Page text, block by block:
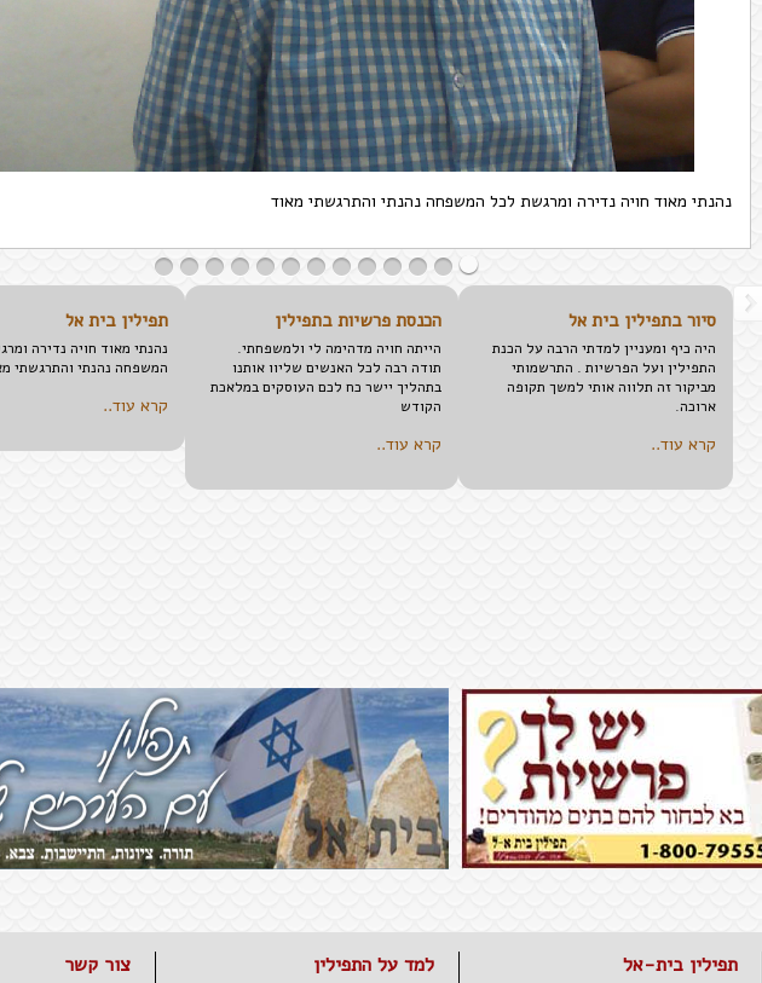
נהנתי מאוד חויה נדירה ומרגשת לכל המשפחה נהנתי והתרגשתי מאוד
תפילין בית אל
נהנתי מאוד חויה נדירה
המשפחה נהנתי והתרגשתי
קרא עוד..
הכנסת פרשיות בתפילין
הייתה חויה מדהימה לי ולמשפחתי.
תודה רבה לכל האנשים שליוו אותנו
בתהליך יישר כח לכם העוסקים במלאכת
הקודש
קרא עוד..
סיור בתפילין בית אל
היה כיף ומעניין למדתי הרבה על הכנת
התפילין ועל הפרשיות . התרשמותי
מביקור זה תלווה אותי למשך תקופה
ארוכה.
קרא עוד..
תפילין בית-אל למד על התפילין צור קשר